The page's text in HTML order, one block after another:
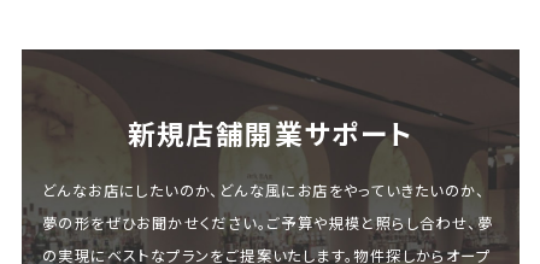
新規店舗開業サポート
どんなお店にしたいのか、どんな風にお店をやっていきたいのか、
夢の形をぜひお聞かせください。ご予算や規模と照らし合わせ、夢
の実現にベストなプランをご提案いたします。物件探しからオープ